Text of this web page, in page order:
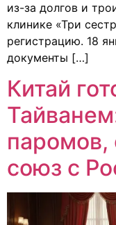
из-за долгов и
клинике «Три
регистрацию. 18
документы […]
Китай
паромов,
союз с